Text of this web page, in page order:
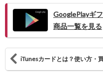
GooglePlayギ
商品一覧を見る
iTunesカードとは？使い方・